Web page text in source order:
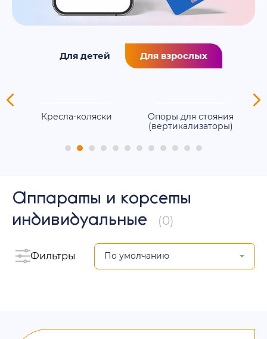
Для детей Для взрослых
Кресла-коляски
Опоры для стояния
(вертикализаторы)
Аппараты и корсеты
индивидуальные
(0)
Фильтры